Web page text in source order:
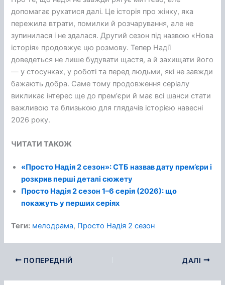
допомагає рухатися далі. Це історія про жінку, яка
пережила втрати, помилки й розчарування, але не
зупинилася і не здалася. Другий сезон під назвою «Нова
історія» продовжує цю розмову. Тепер Надії
доведеться не лише будувати щастя, а й захищати його
— у стосунках, у роботі та перед людьми, які не завжди
бажають добра. Саме тому продовження серіалу
викликає інтерес ще до премʼєри й має всі шанси стати
важливою та близькою для глядачів історією навесні
2026 року.
ЧИТАТИ ТАКОЖ
«Просто Надія 2 сезон»: СТБ назвав дату прем’єри і
розкрив перші деталі сюжету
Просто Надія 2 сезон 1–6 серія (2026): що
покажуть у перших серіях
Теги: мелодрама, Просто Надія 2 сезон
ПОПЕРЕДНІЙ ДАЛІ